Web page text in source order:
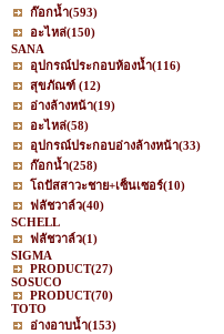
ก๊อกน้ำ(593)
อะไหล่(150)
SANA
อุปกรณ์ประกอบห้องน้ำ(116)
สุขภัณฑ์ (12)
อ่างล้างหน้า(19)
อะไหล่(58)
อุปกรณ์ประกอบอ่างล้างหน้า(33)
ก๊อกน้ำ(258)
โถปัสสาวะชาย+เซ็นเซอร์(10)
ฟลัชวาล์ว(40)
SCHELL
ฟลัชวาล์ว(1)
SIGMA
PRODUCT(27)
SOSUCO
PRODUCT(70)
TOTO
อ่างอาบน้ำ(153)